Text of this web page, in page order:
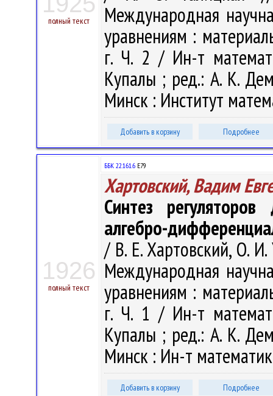
полный текст
Международная
уравнениям :
г. Ч. 2 / Ин-т
Купалы ; ред.: А. К.
Минск : Институт
Добавить в корзину Подробнее
1926
полный текст
ББК 22.161.6 Е79
Хартовский, Вадим
Синтез
алгебро-
/ В. Е. Хартовский, О.
Международная
уравнениям :
г. Ч. 1 / Ин-т
Купалы ; ред.: А. К.
Минск : Ин-т
Добавить в корзину Подробнее